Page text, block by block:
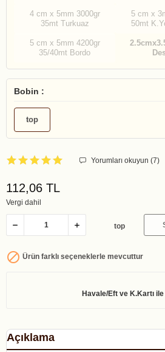
4 cm x 5mm 3000gr
35mt Turkuaz
5 cm x
50mt
5 cm x 5mm 4200gr
35/40mt Bordo
Bobin :
top
Yorumları okuyun (7)
112,06 TL
Vergi dahil
top
 Ürün farklı seçeneklerle mevcuttur
Açıklama